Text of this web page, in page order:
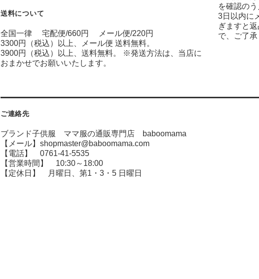
送料について
全国一律 宅配便/660円 メール便/220円
3300円（税込）以上、メール便 送料無料。
3900円（税込）以上、送料無料。 ※発送方法は、当店に
おまかせでお願いいたします。
を確認の
3日以内に
ぎますと
で、ご了
ご連絡先
ブランド子供服 ママ服の通販専門店 baboomama
【メール】shopmaster@baboomama.com
【電話】 0761-41-5535
【営業時間】 10:30～18:00
【定休日】 月曜日、第1・3・5 日曜日